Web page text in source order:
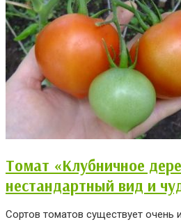
Томат «Клубничное
нестандартный вид и
Сортов томатов существует очень